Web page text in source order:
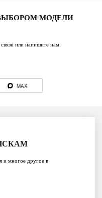
МОДЕЛИ
или напишите нам.
MAX
и многое другое в